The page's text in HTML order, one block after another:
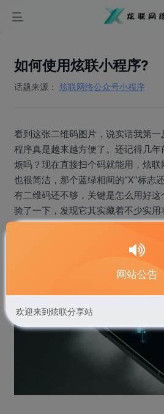
如何使用炫联小程序?
话题来源： 炫联网络公众号小程序
看到这张二维码图片，说实话我第
程序真是越来越方便了。还记得几
烦吗？现在直接扫个码就能用，炫
也很简洁，那个蓝绿相间的“X”标志
有二维码还不够，关键是怎么用好
验了一下，发现它其实藏着不少实
扫个码进去随便看看，完全没发现它
网站公告
欢迎来到炫联分享站